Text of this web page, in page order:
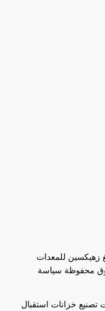
زهيكسين للمعدات
محفوظة سياسة
خزانات استقبال